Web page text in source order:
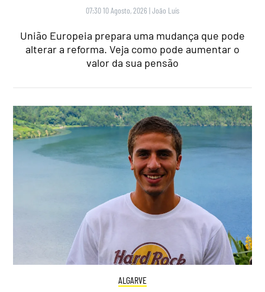
07:30 10 Agosto, 2026 |João Luís
União Europeia prepara uma mudança que pode
alterar a reforma. Veja como pode aumentar o
valor da sua pensão
ALGARVE